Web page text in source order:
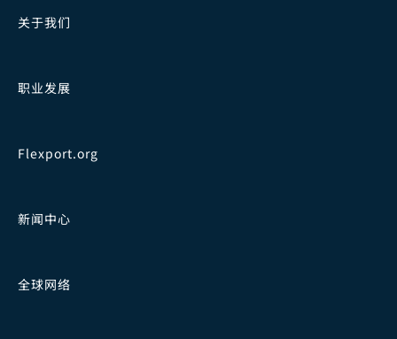
关于我们
职业发展
Flexport.org
新闻中心
全球网络